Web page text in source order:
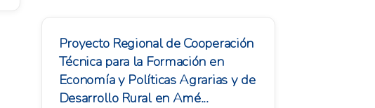
Proyecto Regional de Cooperación
Técnica para la Formación en
Economía y Políticas Agrarias y de
Desarrollo Rural en Amé...